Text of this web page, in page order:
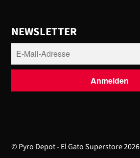
NEWSLETTER
© Pyro Depot - El Gato Superstore 2026